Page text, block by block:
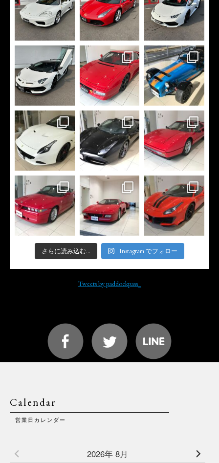
さらに読み込む... Instagram でフォロー
Tweets by paddockpass_
Calendar
営業日カレンダー
2026年 8月